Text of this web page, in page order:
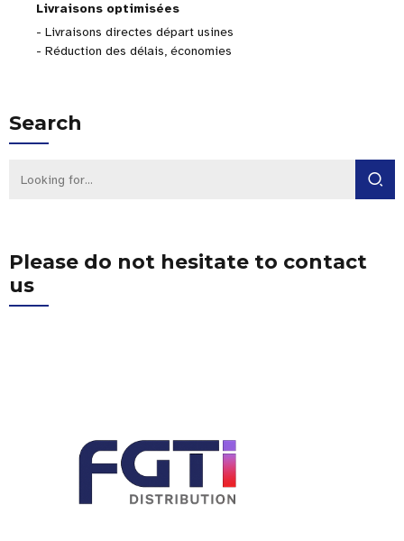
Livraisons optimisées
- Livraisons directes départ usines
- Réduction des délais, économies
Search
Please do not hesitate to contact
us